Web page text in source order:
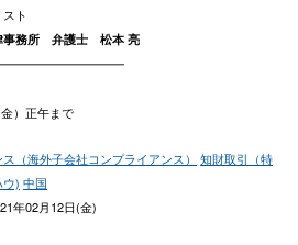
ト
事務所 弁護士 松本 亮
）正午まで
（海外子会社コンプライアンス）
知財取引（特
) 中国
年02月12日(金)